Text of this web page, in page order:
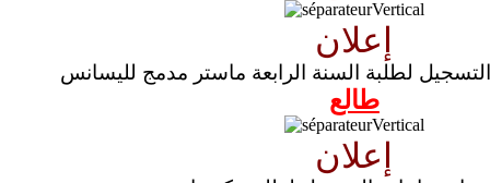
إعلان
لطلبة السنة الرابعة ماستر مدمج لليسانس
طالع
إعلان